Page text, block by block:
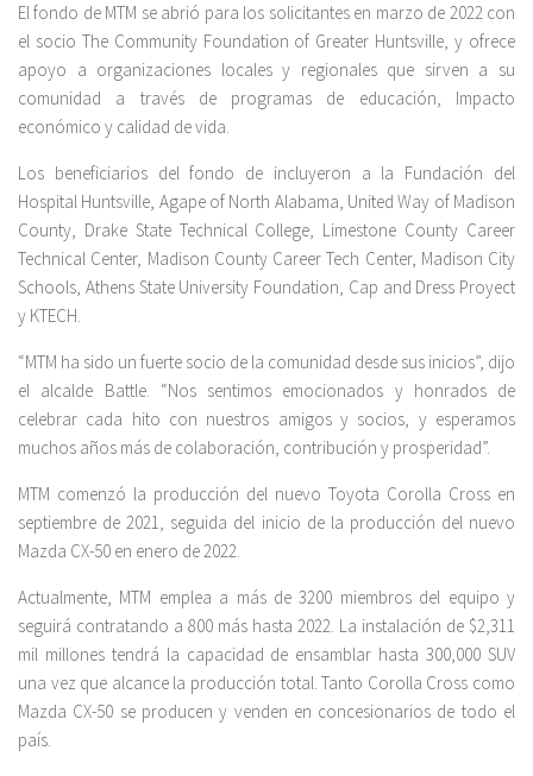
El fondo de MTM se abrió para los solicitantes en marzo de 2022 con
el socio The Community Foundation of Greater Huntsville, y ofrece
apoyo a organizaciones locales y regionales que sirven a su
comunidad a través de programas de educación, Impacto
económico y calidad de vida.
Los beneficiarios del fondo de incluyeron a la Fundación del
Hospital Huntsville, Agape of North Alabama, United Way of Madison
County, Drake State Technical College, Limestone County Career
Technical Center, Madison County Career Tech Center, Madison City
Schools, Athens State University Foundation, Cap and Dress Proyect
y KTECH.
“MTM ha sido un fuerte socio de la comunidad desde sus inicios”, dijo
el alcalde Battle. “Nos sentimos emocionados y honrados de
celebrar cada hito con nuestros amigos y socios, y esperamos
muchos años más de colaboración, contribución y prosperidad”.
MTM comenzó la producción del nuevo Toyota Corolla Cross en
septiembre de 2021, seguida del inicio de la producción del nuevo
Mazda CX-50 en enero de 2022.
Actualmente, MTM emplea a más de 3200 miembros del equipo y
seguirá contratando a 800 más hasta 2022. La instalación de $2,311
mil millones tendrá la capacidad de ensamblar hasta 300,000 SUV
una vez que alcance la producción total. Tanto Corolla Cross como
Mazda CX-50 se producen y venden en concesionarios de todo el
país.